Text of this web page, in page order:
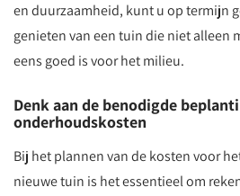
en duurzaamheid, kunt u op termijn
genieten van een tuin die niet alleen
eens goed is voor het milieu.
Denk aan de benodigde
onderhoudskosten
Bij het plannen van de kosten voor
nieuwe tuin is het essentieel om